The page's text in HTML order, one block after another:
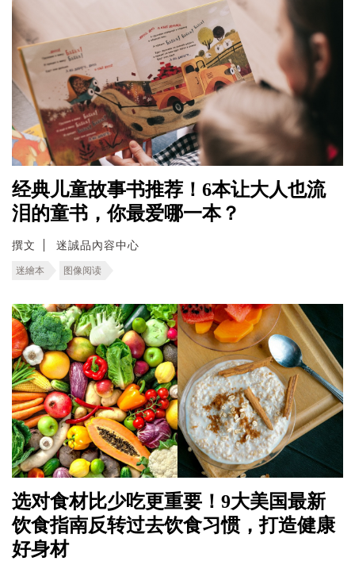
经典儿童故事书推荐！6本让大人也流
泪的童书，你最爱哪一本？
撰文 迷誠品內容中心
迷繪本 图像阅读
选对食材比少吃更重要！9大美国最新
饮食指南反转过去饮食习惯，打造健康
好身材